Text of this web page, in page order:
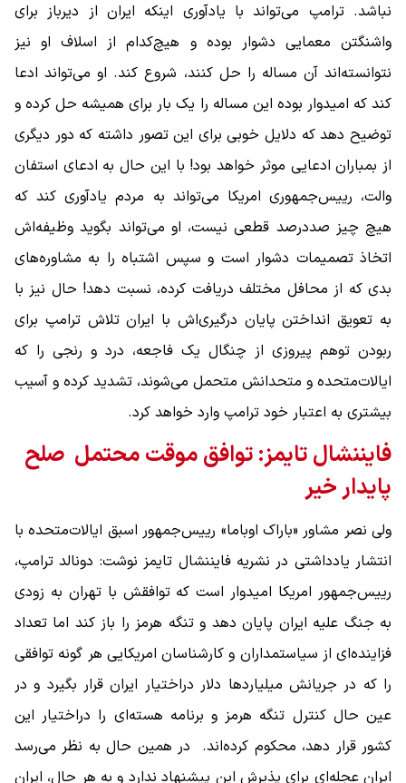
نباشد. ترامپ می‌تواند با یادآوری اینکه ایران از دیرباز برای
واشنگتن معمایی دشوار بوده و هیچ‌کدام از اسلاف او نیز
نتوانسته‌اند آن مساله را حل کنند، شروع کند. او می‌تواند ادعا
کند که امیدوار بوده این مساله را یک بار برای همیشه حل کرده و
توضیح دهد که دلایل خوبی برای این تصور داشته که دور دیگری
از بمباران ادعایی موثر خواهد بود! با این حال به ادعای استفان
والت، رییس‌جمهوری امریکا می‌تواند به مردم یادآوری کند که
هیچ چیز صددرصد قطعی نیست، او می‌تواند بگوید وظیفه‌اش
اتخاذ تصمیمات دشوار است و سپس اشتباه را به مشاوره‌های
بدی که از محافل مختلف دریافت کرده، نسبت دهد! حال نیز با
به تعویق انداختن پایان درگیری‌اش با ایران تلاش ترامپ برای
ربودن توهم پیروزی از چنگال یک فاجعه، درد و رنجی را که
ایالات‌متحده و متحدانش متحمل می‌شوند، تشدید کرده و آسیب
بیشتری به اعتبار خود ترامپ وارد خواهد کرد.
فایننشال تایمز: توافق موقت محتمل صلح
پایدار خیر
ولی نصر مشاور «باراک اوباما» رییس‌جمهور اسبق ایالات‌متحده با
انتشار یادداشتی در نشریه فایننشال تایمز نوشت: دونالد ترامپ،
رییس‌جمهور امریکا امیدوار است که توافقش با تهران به زودی
به جنگ علیه ایران پایان دهد و تنگه هرمز را باز کند اما تعداد
فزاینده‌ای از سیاستمداران و کارشناسان امریکایی هر گونه توافقی
را که در جریانش میلیاردها دلار دراختیار ایران قرار بگیرد و در
عین حال کنترل تنگه هرمز و برنامه هسته‌ای را دراختیار این
کشور قرار دهد، محکوم کرده‌اند. در همین حال به نظر می‌رسد
ایران عجله‌ای برای پذیرش این پیشنهاد ندارد و به هر حال، ایران